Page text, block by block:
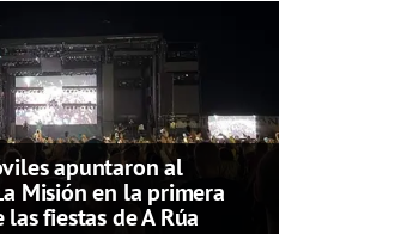
apuntaron al
Misión en la primera
fiestas de A Rúa